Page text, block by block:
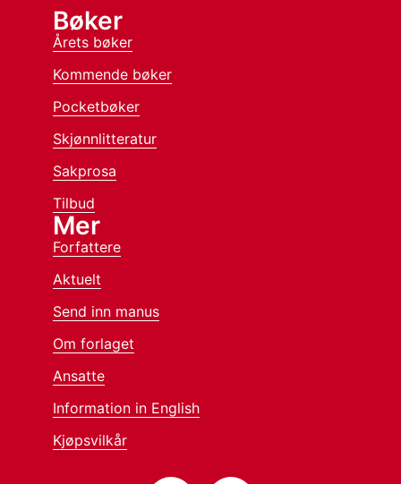
Bøker
Årets bøker
Kommende bøker
Pocketbøker
Skjønnlitteratur
Sakprosa
Tilbud
Mer
Forfattere
Aktuelt
Send inn manus
Om forlaget
Ansatte
Information in English
Kjøpsvilkår